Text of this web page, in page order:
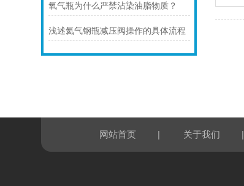
氧气瓶为什么严禁沾染油脂物质？
浅述氦气钢瓶减压阀操作的具体流程
网站首页 | 关于我们 |